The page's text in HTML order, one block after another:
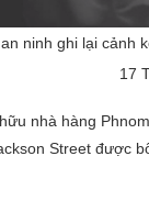
ninh ghi lại cảnh
17
nhà hàng
Street được